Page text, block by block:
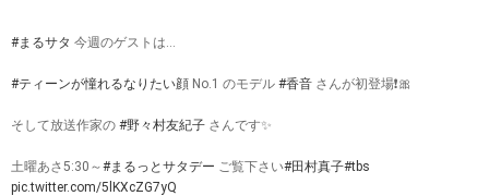
#まるサタ 今週のゲストは…
#ティーンが憧れるなりたい顔 No.1 のモデル #香音 さんが初登場❗️🎀
そして放送作家の #野々村友紀子 さんです✨
土曜あさ5:30～#まるっとサタデー ご覧下さい#田村真子#tbs
pic.twitter.com/5lKXcZG7yQ